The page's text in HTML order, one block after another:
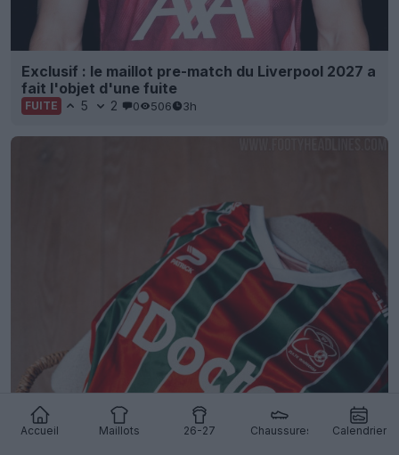
Accueil Maillots 26-27 Chaussures Calendrier
Exclusif : le maillot pre-match du Liverpool 2027 a
fait l'objet d'une fuite
FUITE 5 2 0 506 3h